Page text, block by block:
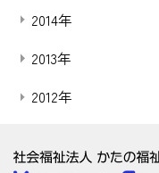
2014年
2013年
2012年